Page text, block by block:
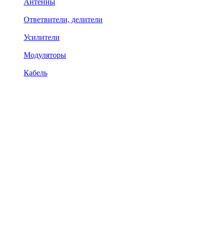
Антенны
Ответвители, делители
Усилители
Модуляторы
Кабель